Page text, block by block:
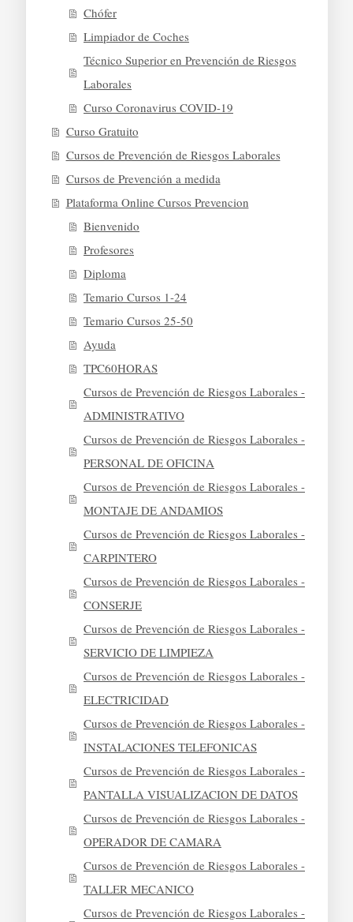
Chófer
Limpiador de Coches
Técnico Superior en Prevención de Riesgos
Laborales
Curso Coronavirus COVID-19
Curso Gratuito
Cursos de Prevención de Riesgos Laborales
Cursos de Prevención a medida
Plataforma Online Cursos Prevencion
Bienvenido
Profesores
Diploma
Temario Cursos 1-24
Temario Cursos 25-50
Ayuda
TPC60HORAS
Cursos de Prevención de Riesgos Laborales -
ADMINISTRATIVO
Cursos de Prevención de Riesgos Laborales -
PERSONAL DE OFICINA
Cursos de Prevención de Riesgos Laborales -
MONTAJE DE ANDAMIOS
Cursos de Prevención de Riesgos Laborales -
CARPINTERO
Cursos de Prevención de Riesgos Laborales -
CONSERJE
Cursos de Prevención de Riesgos Laborales -
SERVICIO DE LIMPIEZA
Cursos de Prevención de Riesgos Laborales -
ELECTRICIDAD
Cursos de Prevención de Riesgos Laborales -
INSTALACIONES TELEFONICAS
Cursos de Prevención de Riesgos Laborales -
PANTALLA VISUALIZACION DE DATOS
Cursos de Prevención de Riesgos Laborales -
OPERADOR DE CAMARA
Cursos de Prevención de Riesgos Laborales -
TALLER MECANICO
Cursos de Prevención de Riesgos Laborales -